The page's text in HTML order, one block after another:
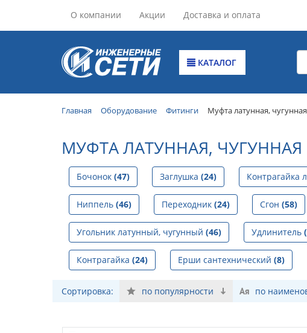
О компании Акции Доставка и оплата
КАТАЛОГ
Главная Оборудование Фитинги Муфта латунная, чугунная
МУФТА ЛАТУННАЯ, ЧУГУННАЯ
Бочонок (47) Заглушка (24) Контрагайка
Ниппель (46) Переходник (24) Сгон (58)
Угольник латунный, чугунный (46) Удлинитель
Контрагайка (24) Ерши сантехнический (8)
Сортировка: по популярности по